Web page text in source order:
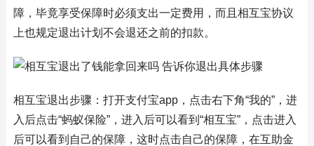
障，毕竟享受保障时必须支出一定费用，而且相互宝协议
上也规定退出计划不会退还之前的扣款。
相互宝退出步骤：打开支付宝app，点击右下角“我的”，进
入后点击“蚂蚁保险”，进入后可以看到“相互宝”，点击进入
后可以看到自己的保障，这时点击自己的保障，在互助金